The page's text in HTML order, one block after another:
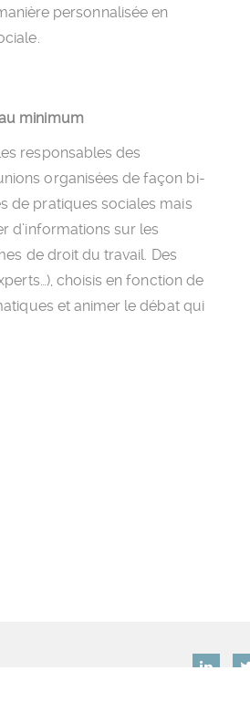
personnalisée en
minimum
responsables des
organisées de façon bi-
de pratiques sociales mais
d’informations sur les
de droit du travail. Des
choisis en fonction de
et animer le débat qui